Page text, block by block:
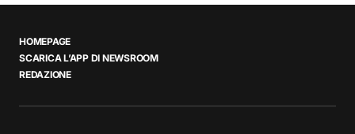
HOMEPAGE
SCARICA L’APP DI NEWSROOM
REDAZIONE